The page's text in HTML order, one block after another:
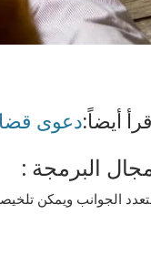
أيضاً:دعوى
البرمجة :
الجوانب ويمكن